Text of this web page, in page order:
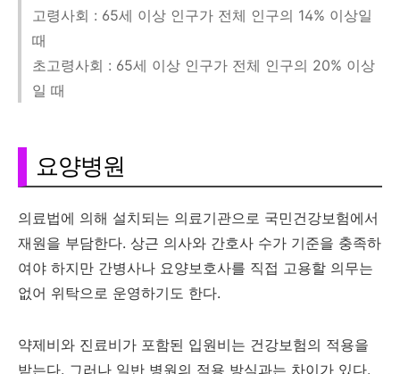
고령사회 : 65세 이상 인구가 전체 인구의 14% 이상일
때
초고령사회 : 65세 이상 인구가 전체 인구의 20% 이상
일 때
요양병원
의료법에 의해 설치되는 의료기관으로 국민건강보험에서
재원을 부담한다. 상근 의사와 간호사 수가 기준을 충족하
여야 하지만 간병사나 요양보호사를 직접 고용할 의무는
없어 위탁으로 운영하기도 한다.
약제비와 진료비가 포함된 입원비는 건강보험의 적용을
받는다. 그러나 일반 병원의 적용 방식과는 차이가 있다.